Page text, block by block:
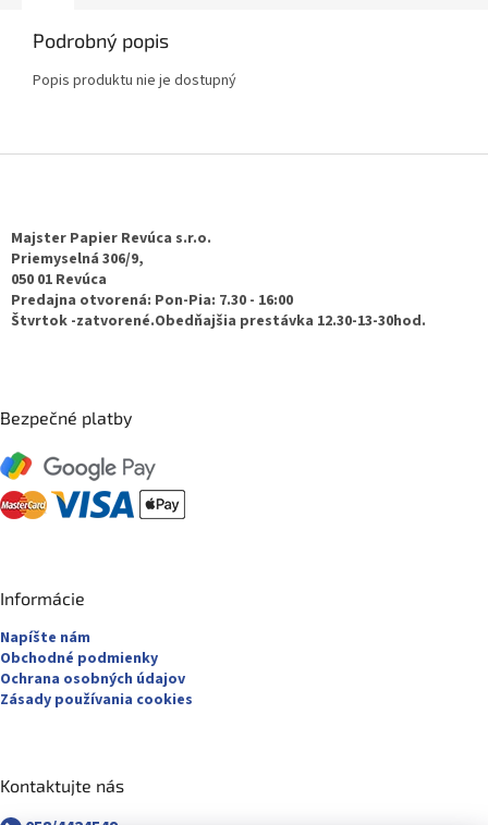
Podrobný popis
Popis produktu nie je dostupný
Majster Papier Revúca s.r.o.
Priemyselná 306/9,
050 01 Revúca
Predajna otvorená: Pon-Pia: 7.30 - 16:00
Štvrtok -zatvorené.Obedňajšia prestávka 12.30-13-30hod.
Bezpečné platby
Informácie
Napíšte nám
Obchodné podmienky
Ochrana osobných údajov
Zásady používania cookies
Kontaktujte nás